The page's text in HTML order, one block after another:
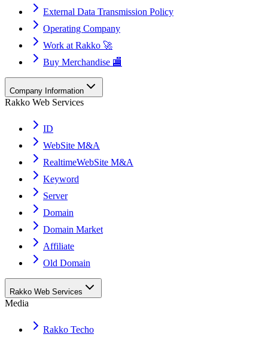
External Data Transmission Policy
Operating Company
Work at Rakko 🚀
Buy Merchandise 🏬
Company Information
Rakko Web Services
ID
WebSite M&A
RealtimeWebSite M&A
Keyword
Server
Domain
Domain Market
Affiliate
Old Domain
Rakko Web Services
Media
Rakko Techo